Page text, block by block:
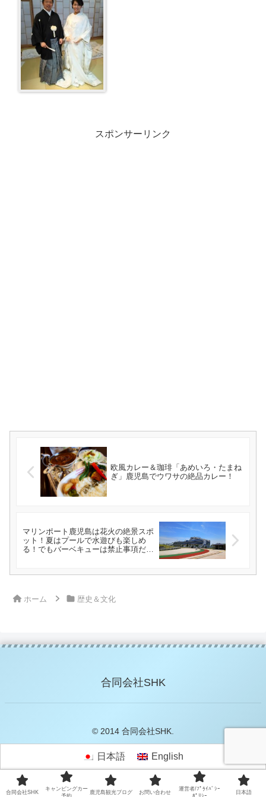
スポンサーリンク
欧風カレー＆珈琲「あめいろ・たまね
ぎ」鹿児島でウワサの絶品カレー！
マリンポート鹿児島は花火の絶景スポ
ット！夏はプールで水遊びも楽しめ
る！でもバーベキューは禁止事項だ
ホーム 歴史＆文化
合同会社SHK
© 2014 合同会社SHK.
合同会社SHK
キャンピングカー
予約
鹿児島観光ブログ お問い合わせ
運営者/ﾌﾟﾗｲﾊﾞｼｰ
ﾎﾟﾘｼｰ
日本語
日本語 English